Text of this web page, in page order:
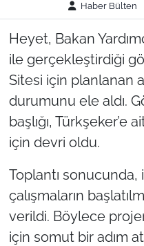
Haber Bülten
Heyet, Bakan
ile gerçekleştirdiği
Sitesi için planlanan
durumunu ele aldı.
başlığı, Türkşeker’e
için devri oldu.
Toplantı
çalışmaların
verildi. Böylece
için somut bir adım